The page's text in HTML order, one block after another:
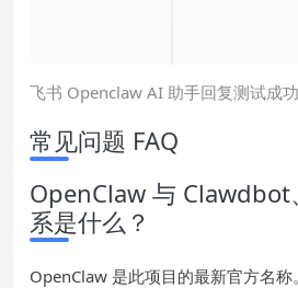
飞书 Openclaw AI 助手回复测试成功
常见问题 FAQ
OpenClaw 与
系是什么？
OpenClaw 是此项目的最新官方名